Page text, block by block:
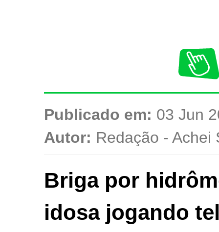
Publicado em: 03 Jun
Autor: Redação - Achei
Briga por
idosa jogando